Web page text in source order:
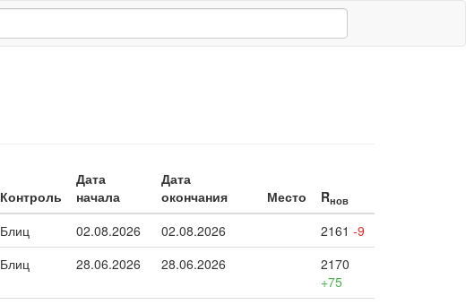
Контроль
Дата
начала
Дата
окончания
Место Rнов
Блиц 02.08.2026 02.08.2026 2161 -9
Блиц 28.06.2026 28.06.2026
2170
+75